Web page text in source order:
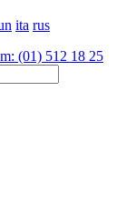
ita rus
(01) 512 18 25